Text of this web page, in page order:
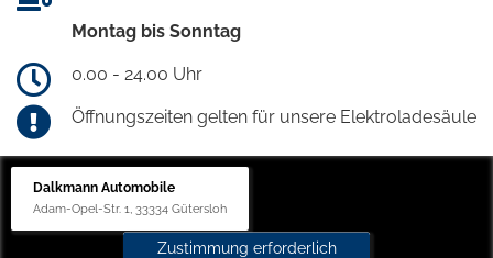
Montag bis Sonntag
0.00 - 24.00 Uhr
Öffnungszeiten gelten für unsere Elektroladesäule
Dalkmann Automobile
Adam-Opel-Str. 1, 33334 Gütersloh
Zustimmung erforderlich